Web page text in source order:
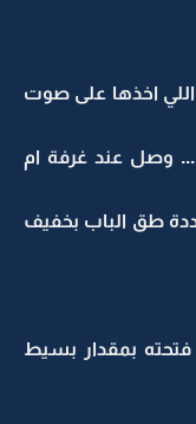
اخذها على صوت
وصل عند غرفة ام
طق الباب بخفيف
بمقدار بسيط